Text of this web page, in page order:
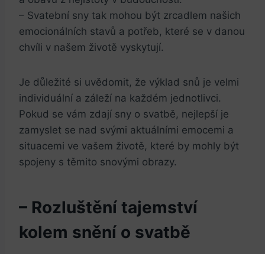
– Svatební sny tak​ mohou být zrcadlem ‌našich
emocionálních stavů ⁤a potřeb, které se v danou
chvíli v našem životě ​vyskytují.
Je‌ důležité si uvědomit, že⁤ výklad snů je velmi
individuální a záleží na každém jednotlivci.
Pokud se vám zdají sny o svatbě, nejlepší je
zamyslet​ se nad svými aktuálními emocemi a
situacemi⁣ ve vašem⁤ životě, které by mohly být
spojeny s ⁤těmito snovými obrazy.
– Rozluštění tajemství
kolem snění o svatbě